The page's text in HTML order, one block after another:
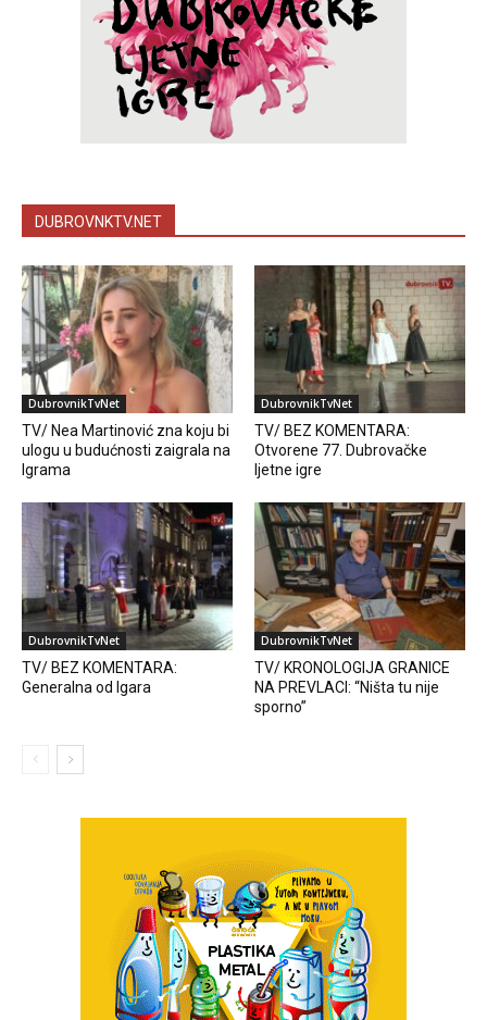
DUBROVNKTV.NET
DubrovnikTvNet
TV/ Nea Martinović zna koju bi
ulogu u budućnosti zaigrala na
Igrama
DubrovnikTvNet
TV/ BEZ KOMENTARA:
Otvorene 77. Dubrovačke
ljetne igre
DubrovnikTvNet
TV/ BEZ KOMENTARA:
Generalna od Igara
DubrovnikTvNet
TV/ KRONOLOGIJA GRANICE
NA PREVLACI: “Ništa tu nije
sporno”